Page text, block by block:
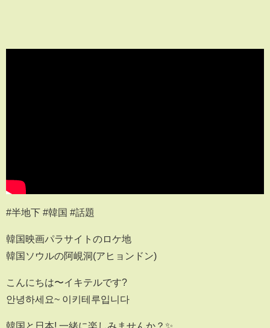
#半地下 #韓国 #話題
韓国映画パラサイトのロケ地
韓国ソウルの阿峴洞(アヒョンドン)
こんにちは〜イキテルです?
안녕하세요~ 이키테루입니다
韓国と日本! 一緒に楽しみませんか？✨